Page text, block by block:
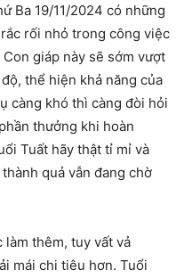
Ba 19/11/2024 có những
rối nhỏ trong công việc
giáp này sẽ sớm vượt
thể hiện khả năng của
càng khó thì càng đòi hỏi
thưởng khi hoàn
Tuất hãy thật tỉ mỉ và
quả vẫn đang chờ
làm thêm, tuy vất vả
mái chi tiêu hơn. Tuổi